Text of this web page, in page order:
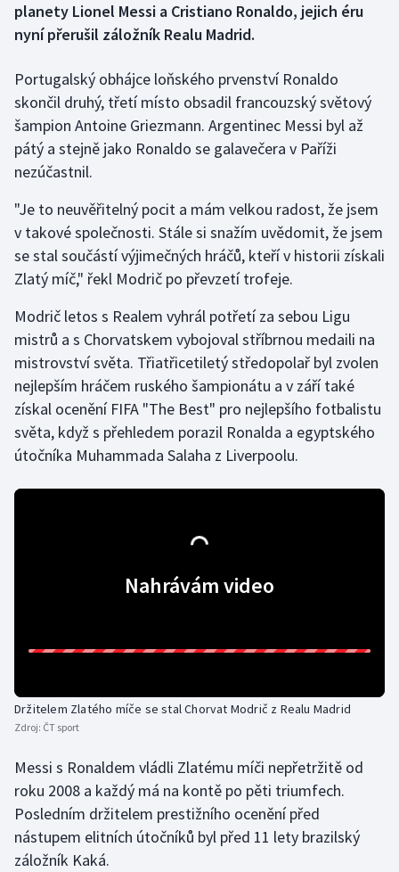
Dostihy
Florbal
Golf
Gymnastika
Házená
Jezdectví
Judo
Krasobruslení
Lezení
Lyže a snowboard
Plážový volejbal
Rychlobruslení
Rychlostní kanoistika
planety Lionel Messi a Cristiano Ronaldo, jejich éru
nyní přerušil záložník Realu Madrid.
Portugalský obhájce loňského prvenství Ronaldo
skončil druhý, třetí místo obsadil francouzský světový
šampion Antoine Griezmann. Argentinec Messi byl až
pátý a stejně jako Ronaldo se galavečera v Paříži
nezúčastnil.
"Je to neuvěřitelný pocit a mám velkou radost, že jsem
v takové společnosti. Stále si snažím uvědomit, že jsem
se stal součástí výjimečných hráčů, kteří v historii získali
Zlatý míč," řekl Modrič po převzetí trofeje.
Modrič letos s Realem vyhrál potřetí za sebou Ligu
mistrů a s Chorvatskem vybojoval stříbrnou medaili na
mistrovství světa. Třiatřicetiletý středopolař byl zvolen
nejlepším hráčem ruského šampionátu a v září také
získal ocenění FIFA "The Best" pro nejlepšího fotbalistu
světa, když s přehledem porazil Ronalda a egyptského
útočníka Muhammada Salaha z Liverpoolu.
Nahrávám video
Držitelem Zlatého míče se stal Chorvat Modrič z Realu Madrid
Zdroj: ČT sport
Messi s Ronaldem vládli Zlatému míči nepřetržitě od
roku 2008 a každý má na kontě po pěti triumfech.
Posledním držitelem prestižního ocenění před
nástupem elitních útočníků byl před 11 lety brazilský
záložník Kaká.